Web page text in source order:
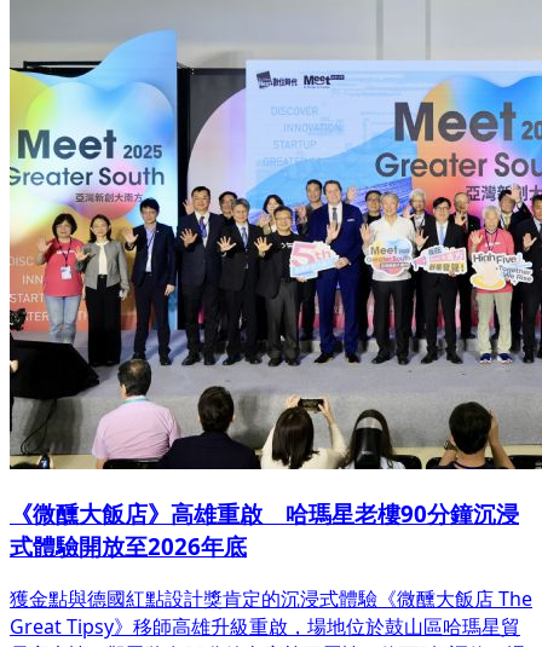
《微醺大飯店》高雄重啟 哈瑪星老樓90分鐘沉浸
式體驗開放至2026年底
獲金點與德國紅點設計獎肯定的沉浸式體驗《微醺大飯店 The
Great Tipsy》移師高雄升級重啟，場地位於鼓山區哈瑪星貿